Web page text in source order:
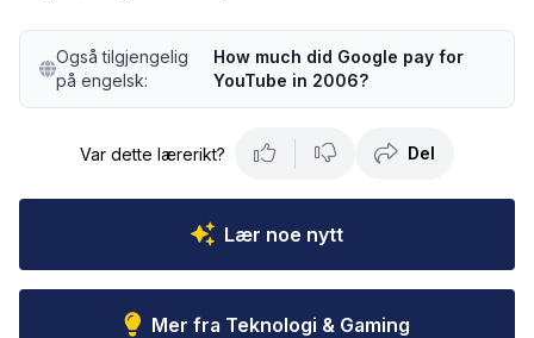
Også tilgjengelig
på engelsk:
How much did Google pay for
YouTube in 2006?
Var dette lærerikt? Del
Lær noe nytt
Mer fra Teknologi & Gaming